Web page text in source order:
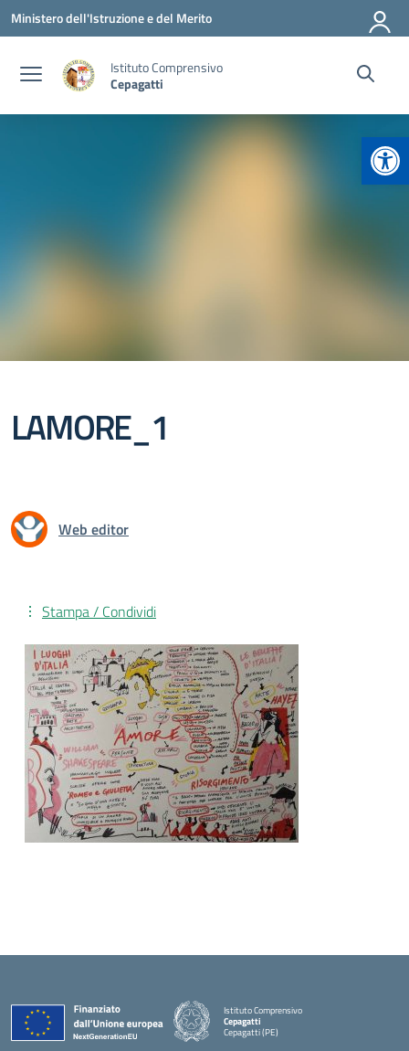
Vai ai contenuti
Vai al menu di navigazione
Vai al footer
Ministero dell'Istruzione e del Merito
Istituto Comprensivo
Cepagatti
LAMORE_1
Web editor
Stampa / Condividi
Istituto Comprensivo
Cepagatti
Cepagatti (PE)
— Visita la pagina iniziale della scuola